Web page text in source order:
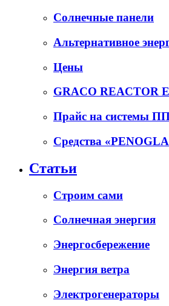
Солнечные панели
Альтернативное
Цены
GRACO REACTOR
Прайс на системы
Средства
Статьи
Cтроим сами
Солнечная энергия
Энергосбережение
Энергия ветра
Электрогенераторы